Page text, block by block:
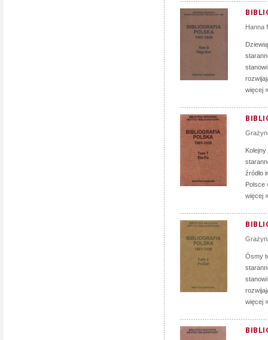
Hanna
więcej »
źródło
Polsce
więcej »
Ósmy
więcej »